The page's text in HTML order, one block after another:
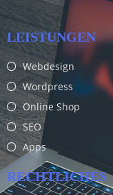
LEISTUNGEN
Webdesign
Wordpress
Online Shop
SEO
Apps
RECHTLICHES